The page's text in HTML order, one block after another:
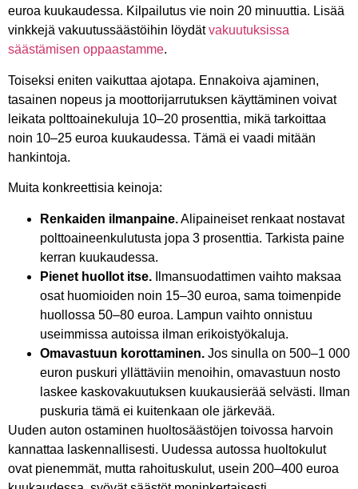
euroa kuukaudessa. Kilpailutus vie noin 20 minuuttia. Lisää
vinkkejä vakuutussäästöihin löydätvakuutuksissa
säästämisen oppaastamme.
Toiseksi eniten vaikuttaa ajotapa. Ennakoiva ajaminen,
tasainen nopeus ja moottorijarrutuksen käyttäminen voivat
leikata polttoainekuluja 10–20 prosenttia, mikä tarkoittaa
noin 10–25 euroa kuukaudessa. Tämä ei vaadi mitään
hankintoja.
Muita konkreettisia keinoja:
Renkaiden ilmanpaine.Alipaineiset renkaat nostavat
polttoaineenkulutusta jopa 3 prosenttia. Tarkista paine
kerran kuukaudessa.
Pienet huollot itse. Ilmansuodattimen vaihto maksaa
osat huomioiden noin 15–30 euroa, sama toimenpide
huollossa 50–80 euroa. Lampun vaihto onnistuu
useimmissa autoissa ilman erikoistyökaluja.
Omavastuun korottaminen. Jos sinulla on 500–1 000
euron puskuri yllättäviin menoihin, omavastuun nosto
laskee kaskovakuutuksen kuukausierää selvästi. Ilman
puskuria tämä ei kuitenkaan ole järkevää.
Uuden auton ostaminen huoltosäästöjen toivossa harvoin
kannattaa laskennallisesti. Uudessa autossa huoltokulut
ovat pienemmät, mutta rahoituskulut, usein 200–400 euroa